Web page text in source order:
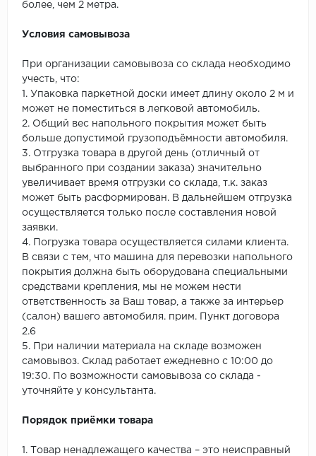
более, чем 2 метра.
Условия самовывоза
При организации самовывоза со склада необходимо
учесть, что:
1. Упаковка паркетной доски имеет длину около 2 м и
может не поместиться в легковой автомобиль.
2. Общий вес напольного покрытия может быть
больше допустимой грузоподъёмности автомобиля.
3. Отгрузка товара в другой день (отличный от
выбранного при создании заказа) значительно
увеличивает время отгрузки со склада, т.к. заказ
может быть расформирован. В дальнейшем отгрузка
осуществляется только после составления новой
заявки.
4. Погрузка товара осуществляется силами клиента.
В связи с тем, что машина для перевозки напольного
покрытия должна быть оборудована специальными
средствами крепления, мы не можем нести
ответственность за Ваш товар, а также за интерьер
(салон) вашего автомобиля. прим. Пункт договора
2.6
5. При наличии материала на складе возможен
самовывоз. Склад работает ежедневно с 10:00 до
19:30. По возможности самовывоза со склада -
уточняйте у консультанта.
Порядок приёмки товара
1. Товар ненадлежащего качества – это неисправный